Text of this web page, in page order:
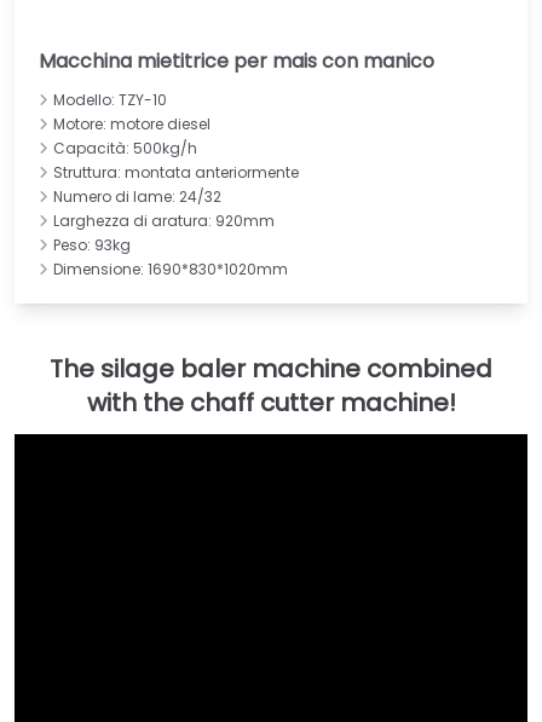
Macchina mietitrice per mais con manico
Modello: TZY-10
Motore: motore diesel
Capacità: 500kg/h
Struttura: montata anteriormente
Numero di lame: 24/32
Larghezza di aratura: 920mm
Peso: 93kg
Dimensione: 1690*830*1020mm